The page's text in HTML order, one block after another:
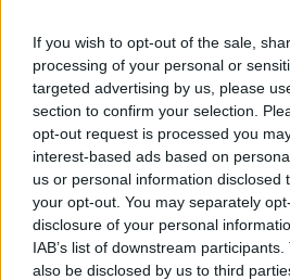
If you wish to opt-out of the sale,
processing of your personal or
targeted advertising by us, please
section to confirm your selection.
opt-out request is processed you
interest-based ads based on
us or personal information disclosed
your opt-out. You may separately
disclosure of your personal
IAB’s list of downstream
also be disclosed by us to third
Ακολουθήστε το E-
και μάθετε πρώτοιτα πιο hot
Εσύ μπήκες στο E-Daily.gr;
και ότι σου κάνει κλικ!